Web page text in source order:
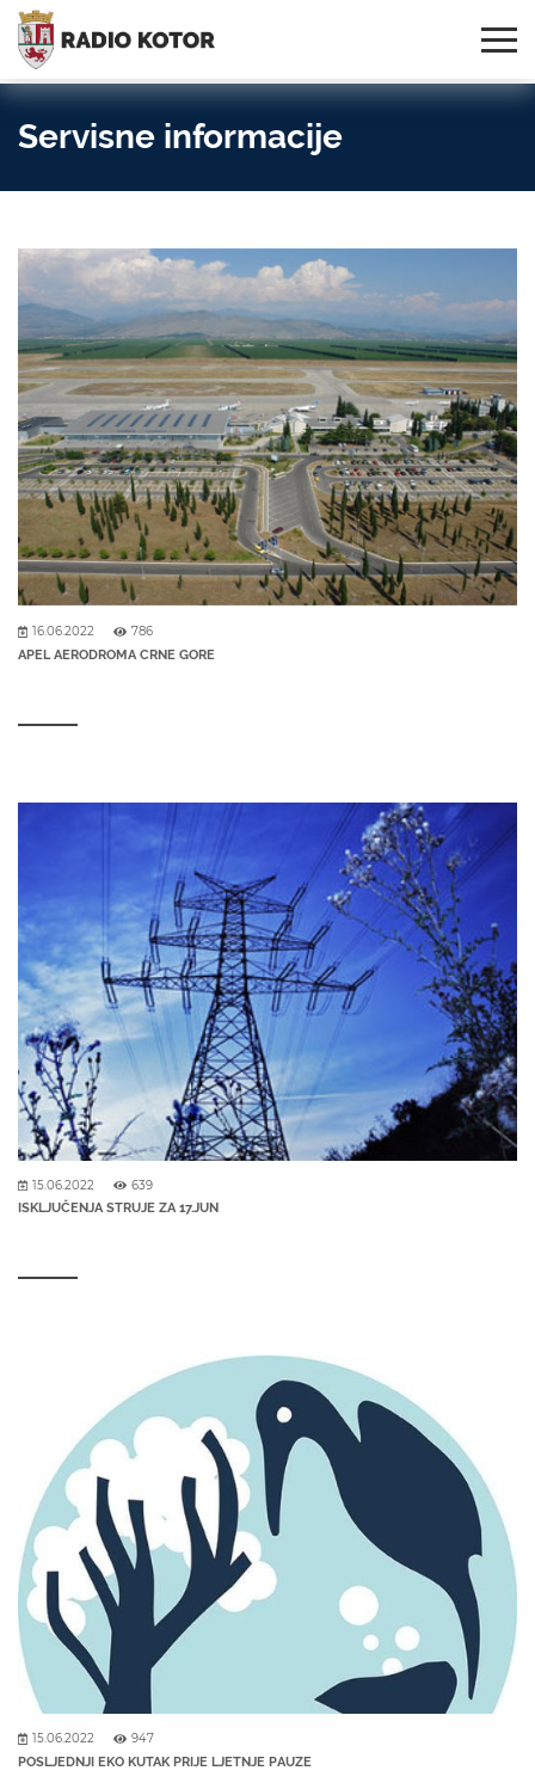
S PONOSOM NOSIMO IME
SVOG GRADA!
Servisne informacije
16.06.2022 786
APEL AERODROMA CRNE GORE
15.06.2022 639
ISKLJUČENJA STRUJE ZA 17.JUN
15.06.2022 947
POSLJEDNJI EKO KUTAK PRIJE LJETNJE PAUZE